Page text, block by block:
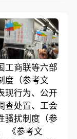
工商联等六部
度（参考文
现行为、公开
查处置、工会
扰制度（参
《参考文